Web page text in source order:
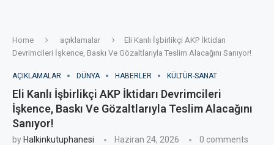
Home açıklamalar
Eli Kanlı İşbirlikçi AKP İktidarı
Devrimcileri İşkence, Baskı Ve Gözaltlarıyla Teslim Alacağını Sanıyor!
AÇIKLAMALAR DÜNYA HABERLER KÜLTÜR-SANAT
Eli Kanlı İşbirlikçi AKP İktidarı Devrimcileri
İşkence, Baskı Ve Gözaltlarıyla Teslim Alacağını
Sanıyor!
by Halkinkutuphanesi Haziran 24, 2026 0 comments